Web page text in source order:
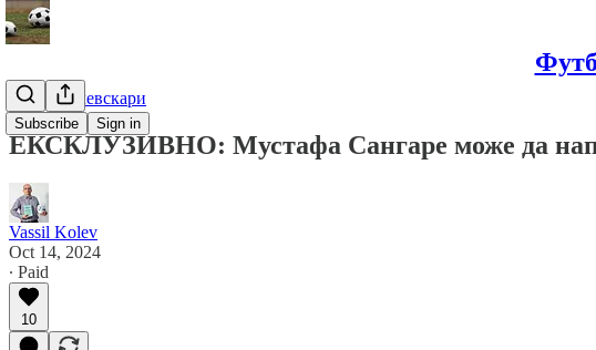
Subscribe Sign in
Гурме за левскари
ЕКСКЛУЗИВНО: Мустафа Сангаре може да
Vassil Kolev
Oct 14, 2024
∙ Paid
10